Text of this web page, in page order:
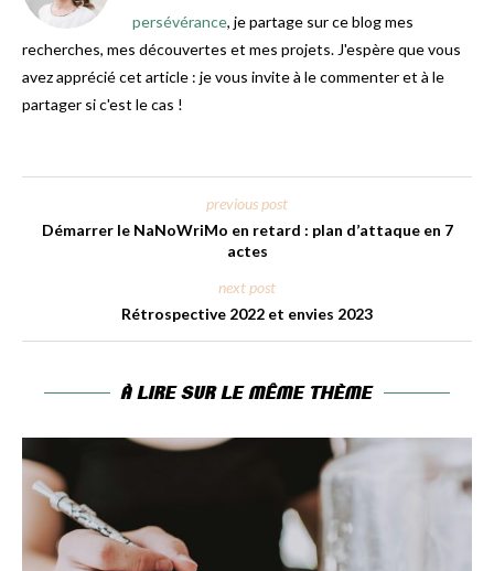
persévérance, je partage sur ce blog mes
recherches, mes découvertes et mes projets. J'espère que vous
avez apprécié cet article : je vous invite à le commenter et à le
partager si c'est le cas !
previous post
Démarrer le NaNoWriMo en retard : plan d’attaque en 7
actes
next post
Rétrospective 2022 et envies 2023
À LIRE SUR LE MÊME THÈME